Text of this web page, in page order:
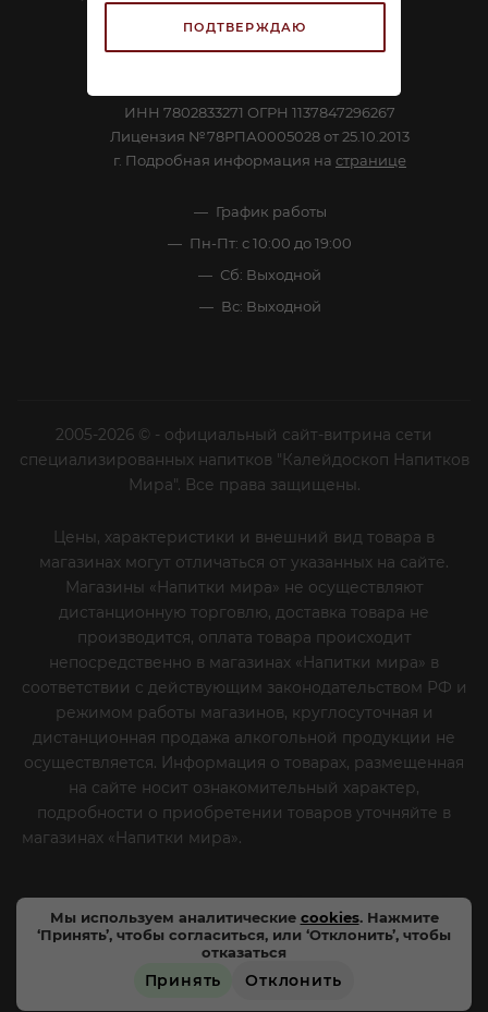
ПОДТВЕРЖДАЮ
Мы используем аналитические cookies. Нажмите
‘Принять’, чтобы согласиться, или ‘Отклонить’, чтобы
отказаться
Принять Отклонить
ул.Смолячкова, д.19
ИНН 7802833271 ОГРН 1137847296267
Лицензия №78РПА0005028 от 25.10.2013
г. Подробная информация на странице
График работы
Пн-Пт: с 10:00 до 19:00
Сб: Выходной
Вс: Выходной
2005-2026 © - официальный сайт-витрина сети
специализированных напитков "Калейдоскоп Напитков
Мира". Все права защищены.
Цены, характеристики и внешний вид товара в
магазинах могут отличаться от указанных на сайте.
Магазины «Напитки мира» не осуществляют
дистанционную торговлю, доставка товара не
производится, оплата товара происходит
непосредственно в магазинах «Напитки мира» в
соответствии с действующим законодательством РФ и
режимом работы магазинов, круглосуточная и
дистанционная продажа алкогольной продукции не
осуществляется. Информация о товарах, размещенная
на сайте носит ознакомительный характер,
подробности о приобретении товаров уточняйте в
магазинах «Напитки мира».